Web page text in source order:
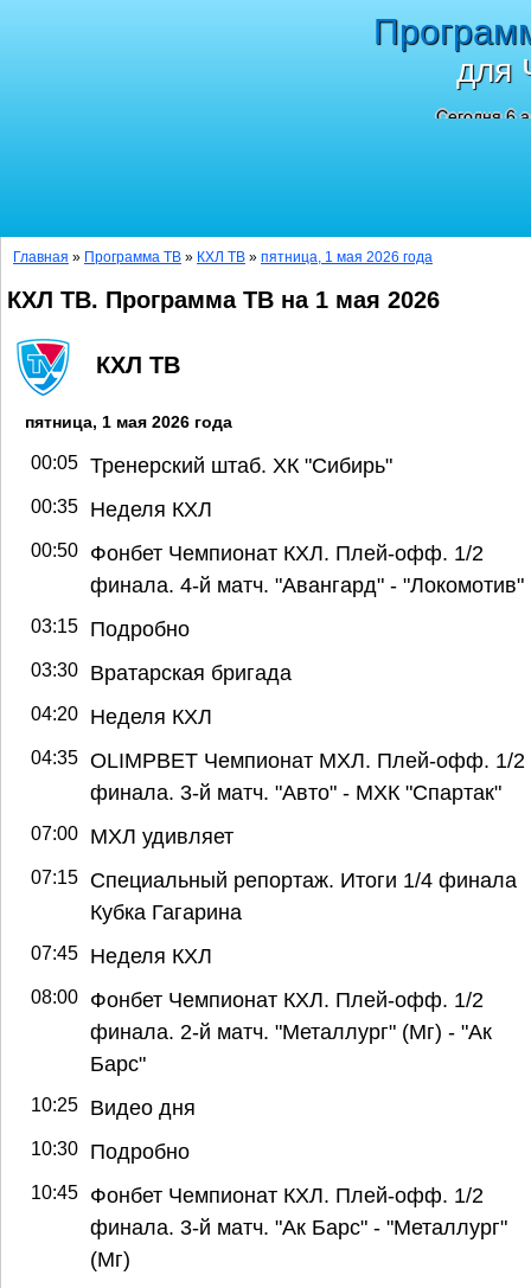
для
Сегодня 6
Главная » Программа ТВ » КХЛ ТВ » пятница, 1 мая 2026 года
КХЛ ТВ. Программа ТВ на 1 мая 2026
КХЛ ТВ
пятница, 1 мая 2026 года
00:05 Тренерский штаб. ХК "Сибирь"
00:35 Неделя КХЛ
00:50
Фонбет Чемпионат КХЛ. Плей-офф. 1/2
финала. 4-й матч. "Авангард" - "Локомотив"
03:15 Подробно
03:30 Вратарская бригада
04:20 Неделя КХЛ
04:35 OLIMPBET Чемпионат МХЛ. Плей-офф. 1/2
финала. 3-й матч. "Авто" - МХК "Спартак"
07:00 МХЛ удивляет
07:15
Специальный репортаж. Итоги 1/4 финала
Кубка Гагарина
07:45 Неделя КХЛ
08:00
Фонбет Чемпионат КХЛ. Плей-офф. 1/2
финала. 2-й матч. "Металлург" (Мг) - "Ак
Барс"
10:25 Видео дня
10:30 Подробно
10:45
Фонбет Чемпионат КХЛ. Плей-офф. 1/2
финала. 3-й матч. "Ак Барс" - "Металлург"
(Мг)